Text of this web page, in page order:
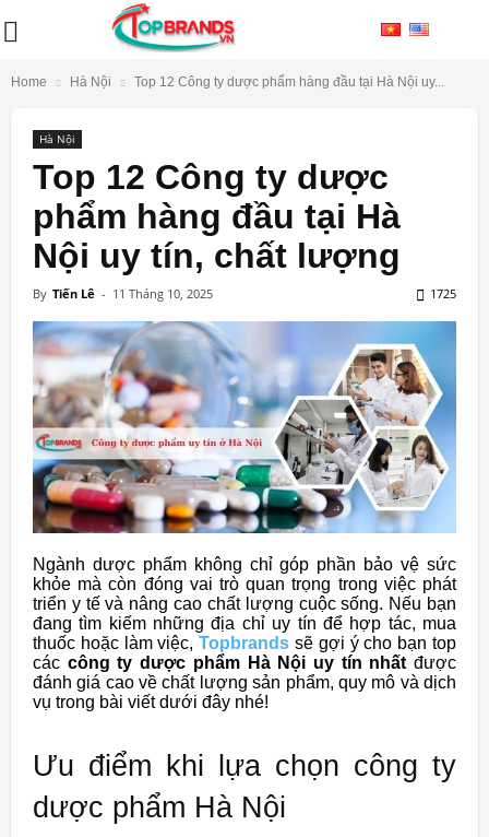
Home Hà Nội Top 12 Công ty dược phẩm hàng đầu tại Hà Nội uy...
Hà Nội
Top 12 Công ty dược
phẩm hàng đầu tại Hà
Nội uy tín, chất lượng
By Tiến Lê - 11 Tháng 10, 2025 1725
Ngành dược phẩm không chỉ góp phần bảo vệ sức
khỏe mà còn đóng vai trò quan trọng trong việc phát
triển y tế và nâng cao chất lượng cuộc sống. Nếu bạn
đang tìm kiếm những địa chỉ uy tín để hợp tác, mua
thuốc hoặc làm việc,Topbrands sẽ gợi ý cho bạn top
các công ty dược phẩm Hà Nội uy tín nhấtđược
đánh giá cao về chất lượng sản phẩm, quy mô và dịch
vụ trong bài viết dưới đây nhé!
Ưu điểm khi lựa chọn công ty
dược phẩm Hà Nội